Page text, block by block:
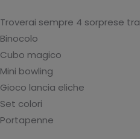
era:
è:
Troverai sempre 4 sorprese
Binocolo
Cubo magico
Mini bowling
Gioco lancia eliche
Set colori
Portapenne